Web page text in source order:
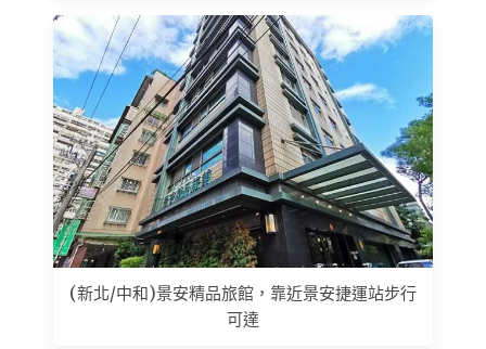
(新北/中和)景安精品旅館，靠近景安捷運站步行
可達